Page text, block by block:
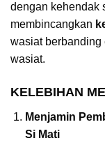
dengan kehendak
membincangkan
wasiat berbanding
wasiat.
KELEBIHAN
Menjamin
Si Mati